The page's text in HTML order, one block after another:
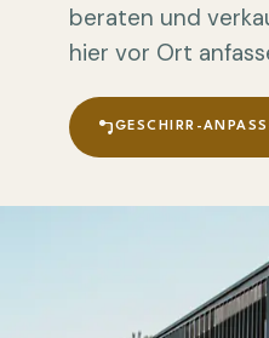
beraten und
hier vor Ort
GESCHIRR-